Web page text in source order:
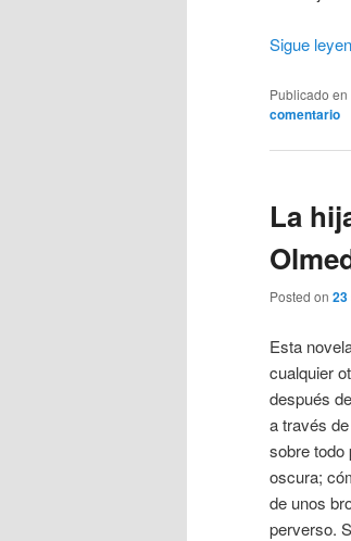
Sigue
Publicado en
comentario
La
Posted on
Esta
cualquier
después
a través
sobre todo
oscura;
de unos
perverso.